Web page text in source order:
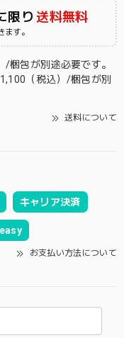
限り 送料無料
す。
/梱包が別途必要です。
（税込）/梱包が別
送料について
キャリア決済
お支払い方法について